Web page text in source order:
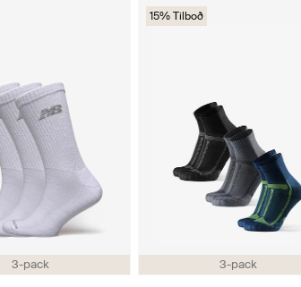
3-pack 3-pack
15% Tilboð